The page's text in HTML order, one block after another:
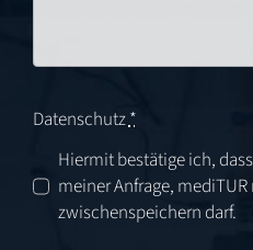
Datenschutz*
Hiermit bestätige ich,
meiner Anfrage,
zwischenspeichern darf.